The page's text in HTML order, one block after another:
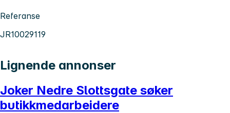
Referanse
JR10029119
Lignende annonser
Joker Nedre Slottsgate søker
butikkmedarbeidere